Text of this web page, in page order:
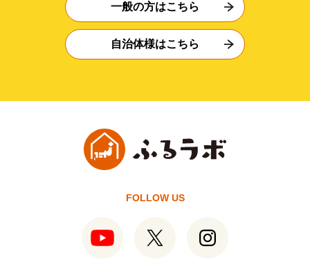
一般の方はこちら
自治体様はこちら
FOLLOW US